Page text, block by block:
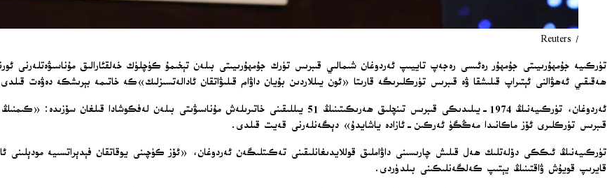
/ Reuters
تۈركىيە جۇمھۇرىيىتى جۇمھۇر رەئىسى رەجەپ تاييىپ ئەردوغان شىمالىي قىبرىس تۈرك جۇمھۇرىيىتى بىلەن تېخىمۇ كۈچلۈك خەلقئارالىق مۇناسىۋەتلەرنى
ھەقىقىي ئەھۋالنى ئېتىراپ قىلىشقا ۋە قىبرىس تۈركلىرىگە قارىتا «ئون يىللاردىن بۇيان داۋام قىلىۋاتقان ئادالەتسىزلىك»كە خاتىمە بېرىشكە دەۋەت
ئەردوغان، تۈركىيەنىڭ 1974-يىلىدىكى قىبرىس تىنچلىق ھەرىكىتىنىڭ 51 يىللىقىنى خاتىرىلەش مۇناسىۋىتى
قىبرىس تۈركلىرى ئۆز ماكانىدا مەڭگۈ ئەركىن-ئازادە ياشايدۇ» دېگەنلەرنى قەيت قىلدى.
تۈركىيەنىڭ ئىككى دۆلەتلىك ھەل قىلىش چارىسىنى داۋاملىق قوللايدىغانلىقىنى تەكىتلىگەن ئەردوغان، «ئۆز كۈچىنى يوقاتقان فېدېراتسىيە مودېلىنى
قايرىپ قويۇش ۋاقتىنىڭ يېتىپ كەلگەنلىكىنى بىلدۈردى.